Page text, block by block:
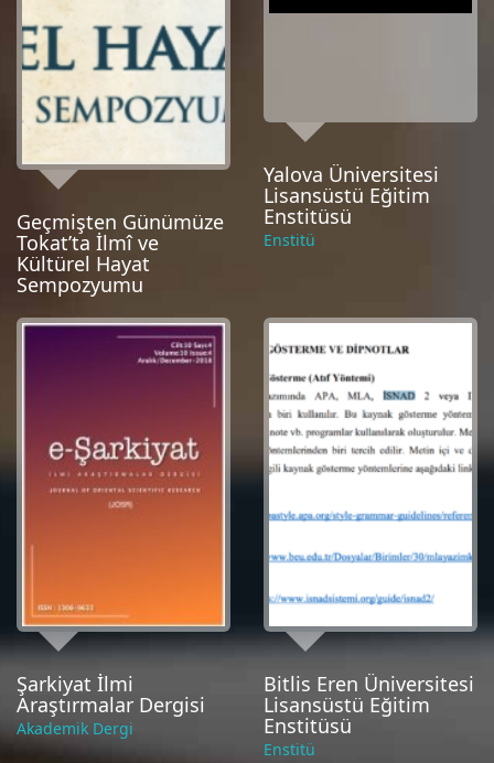
Geçmişten Günümüze
Tokat’ta İlmî ve
Kültürel Hayat
Sempozyumu
Yalova Üniversitesi
Lisansüstü Eğitim
Enstitüsü
Enstitü
Şarkiyat İlmi
Araştırmalar Dergisi
Akademik Dergi
Bitlis Eren Üniversitesi
Lisansüstü Eğitim
Enstitüsü
Enstitü